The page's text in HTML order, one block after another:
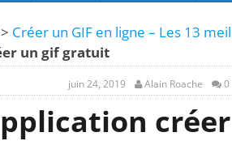
Créer un GIF en ligne – Les 13
un gif gratuit
juin 24, 2019 Alain Roache 0